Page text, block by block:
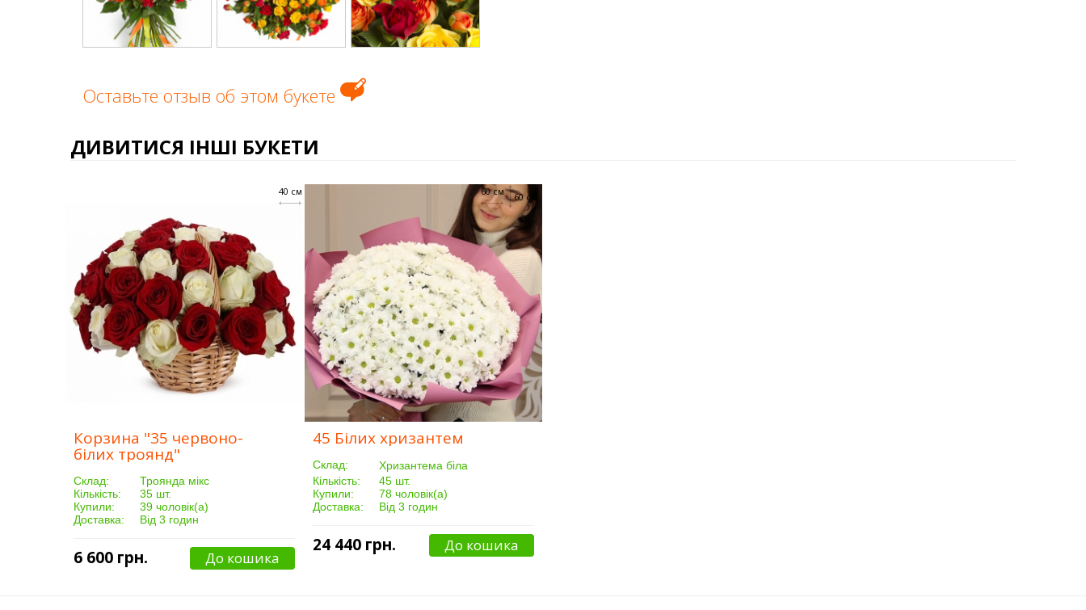
Оставьте отзыв об этом букете
ДИВИТИСЯ ІНШІ БУКЕТИ
40 см
Корзина "35 червоно-
білих троянд"
Склад:
Троянда мікс
Кількість:
35 шт.
Купили:
39 чоловік(а)
Доставка:
Від 3 годин
6 600 грн. До кошика
60 см
60 см
45 Білих хризантем
Склад:
Хризантема біла
Кількість:
45 шт.
Купили:
78 чоловік(а)
Доставка:
Від 3 годин
24 440 грн. До кошика